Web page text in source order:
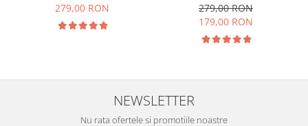
279,00 RON
279,00 RON
179,00 RON
NEWSLETTER
Nu rata ofertele si promotiile noastre